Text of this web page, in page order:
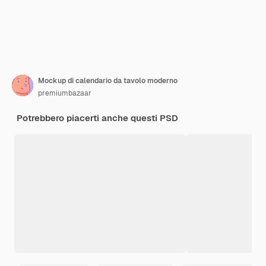
Mockup di calendario da tavolo moderno
premiumbazaar
Potrebbero piacerti anche questi PSD